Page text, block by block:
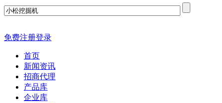
免费注册登录
首页
新闻资讯
招商代理
产品库
企业库